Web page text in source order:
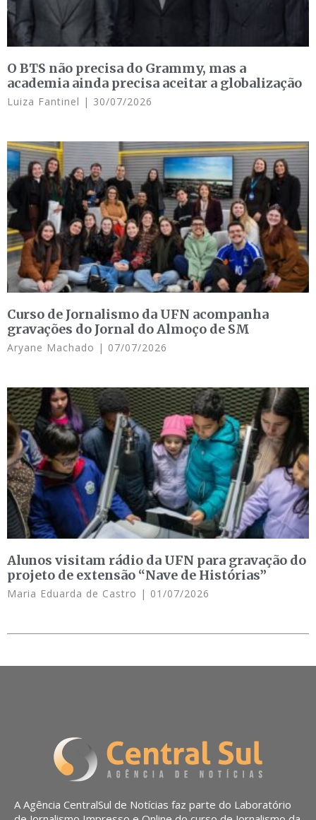
O BTS não precisa do Grammy, mas a
academia ainda precisa aceitar a globalização
Luiza Fantinel 30/07/2026
Curso de Jornalismo da UFN acompanha
gravações do Jornal do Almoço de SM
Aryane Machado 07/07/2026
Alunos visitam rádio da UFN para gravação do
projeto de extensão “Nave de Histórias”
Maria Eduarda de Castro 01/07/2026
A Agência CentralSul de Notícias faz parte do Laboratório